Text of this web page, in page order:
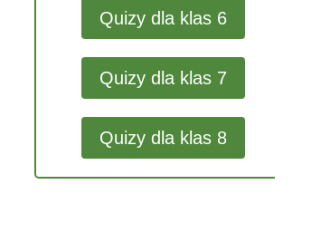
Quizy dla klas 6
Quizy dla klas 7
Quizy dla klas 8